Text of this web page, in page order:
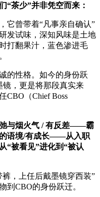
“茶少”并非凭空而来：
它曾带着“凡事亲自确认”
发试味，深知风味是土地
打翻果汁，蓝色渗进毛
的性格。如今的身份跃
，更是将那段真实来
CBO（Chief Boss
与烟火气 / 有反差——霸
语境/有成长——从入职
“被看见”进化到“被认
，上任后戴墨镜穿西装”
到CBO的身份跃迁。